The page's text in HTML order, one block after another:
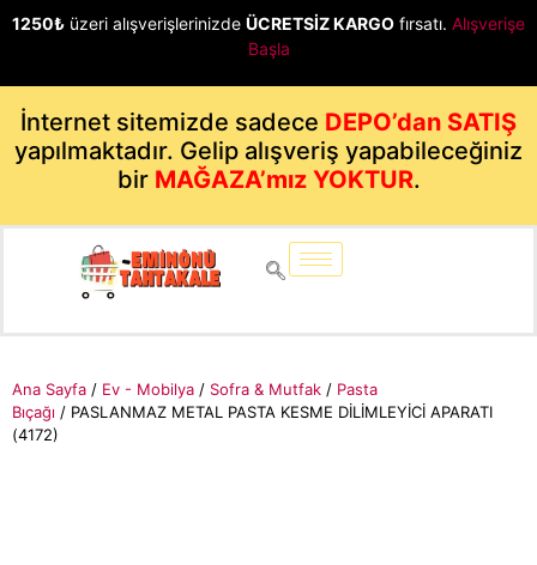
1250₺ üzeri alışverişlerinizde ÜCRETSİZ KARGO fırsatı. Alışverişe
Başla
İnternet sitemizde sadece DEPO’dan SATIŞ
yapılmaktadır. Gelip alışveriş yapabileceğiniz
bir MAĞAZA’mız YOKTUR.
Ana Sayfa / Ev - Mobilya / Sofra & Mutfak / Pasta
Bıçağı / PASLANMAZ METAL PASTA KESME DİLİMLEYİCİ APARATI
(4172)